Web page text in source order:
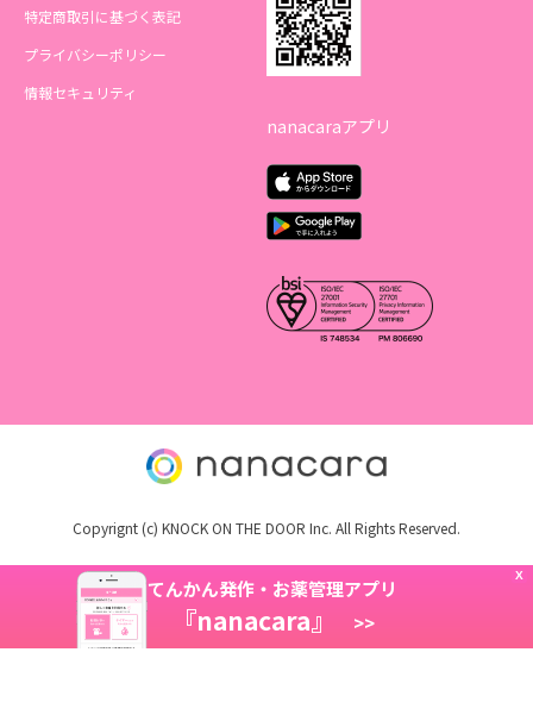
特定商取引に基づく表記
プライバシーポリシー
情報セキュリティ
nanacaraアプリ
Copyrignt (c) KNOCK ON THE DOOR Inc. All Rights Reserved.
X
てんかん発作・お薬管理アプリ
『nanacara』 >>